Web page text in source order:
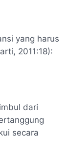
yang harus
2011:18):
dari
secara